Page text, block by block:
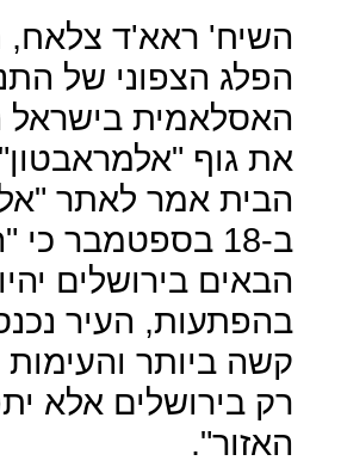
השיח' ראא'ד צלאח,
הפלג הצפוני של
האסלאמית בישראל
את גוף
הבית אמר לאתר
ב-18 בספטמבר כי
הבאים בירושלים
בהפתעות, העיר
קשה ביותר
רק בירושלים אלא
האזור".